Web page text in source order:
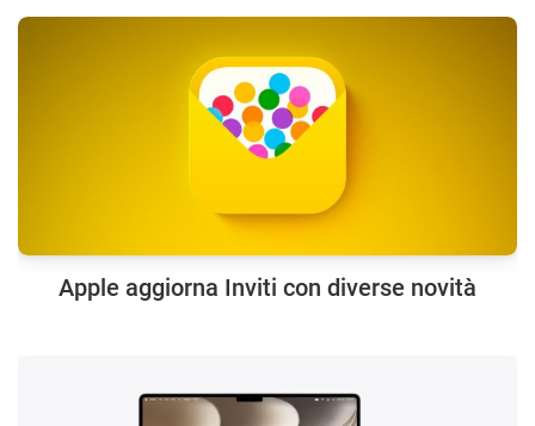
Apple aggiorna Inviti con diverse novità